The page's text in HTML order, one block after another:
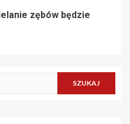
zębów będzie